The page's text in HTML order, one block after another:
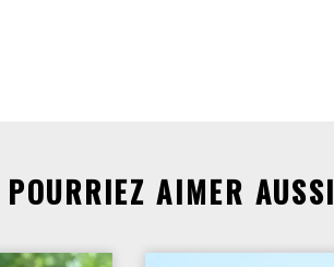
AIMER AUSSI